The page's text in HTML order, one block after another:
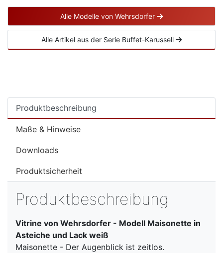
Alle Modelle von Wehrsdorfer
Alle Artikel aus der Serie Buffet-Karussell
Produktbeschreibung
Maße & Hinweise
Downloads
Produktsicherheit
Produktbeschreibung
Vitrine von Wehrsdorfer - Modell Maisonette in
Asteiche und Lack weiß
Maisonette - Der Augenblick ist zeitlos.